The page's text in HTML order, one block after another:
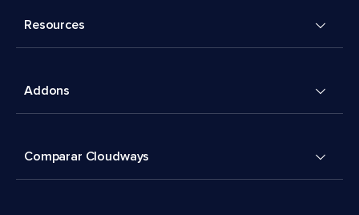
Resources
Addons
Comparar Cloudways